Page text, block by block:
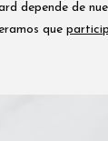
depende de
que